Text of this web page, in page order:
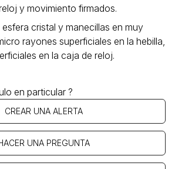
y movimiento firmados.
esfera cristal y manecillas en muy
rayones superficiales en la hebilla,
en la caja de reloj.
en particular ?
CREAR UNA ALERTA
UNA PREGUNTA